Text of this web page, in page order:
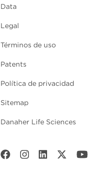
Data
Legal
Términos de uso
Patents
Política de privacidad
Sitemap
Danaher Life Sciences